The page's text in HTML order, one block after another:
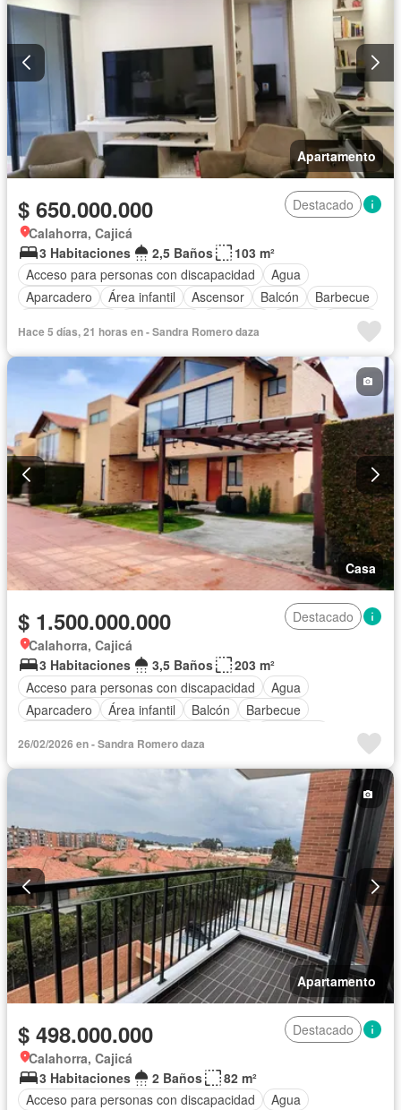
Apartamento
$ 650.000.000
Destacado
Calahorra, Cajicá
3 Habitaciones
2,5 Baños
103 m²
Acceso para personas con discapacidad
Agua
Aparcadero
Área infantil Ascensor Balcón
Barbecue
Piscina
Seguridad privada
Tanque de agua Vista panorámica
Hace 5 días, 21 horas en - Sandra Romero daza
Casa
$ 1.500.000.000
Destacado
Calahorra, Cajicá
3 Habitaciones
3,5 Baños
203 m²
Acceso para personas con discapacidad
Agua
Aparcadero
Área infantil Balcón
Barbecue
Cocina integral
Cuarto de servicio
Gas natural Gimnasio
Internet
Seguridad privada
26/02/2026 en - Sandra Romero daza
Apartamento
$ 498.000.000
Destacado
Calahorra, Cajicá
3 Habitaciones
2 Baños
82 m²
Acceso para personas con discapacidad
Agua